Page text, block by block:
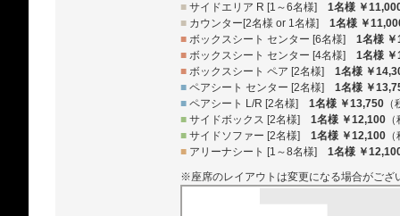
■ サイドエリア R [1～6名様] 1名様 ￥
■ カウンター[2名様 or 1名様] 1名様 ￥
■ ボックスシート センター [6名様] 1名様
■ ボックスシート センター [4名様] 1名様
■ ボックスシート ペア [2名様] 1名様 ￥
■ ペアシート センター [2名様] 1名様 ￥
■ ペアシート L/R [2名様] 1名様 ￥13,750
■ サイドボックス [2名様] 1名様 ￥12,100
■ サイドソファー [2名様] 1名様 ￥12,100
■ アリーナシート [1～8名様] 1名様 ￥
※座席のレイアウトは変更になる場合がござ